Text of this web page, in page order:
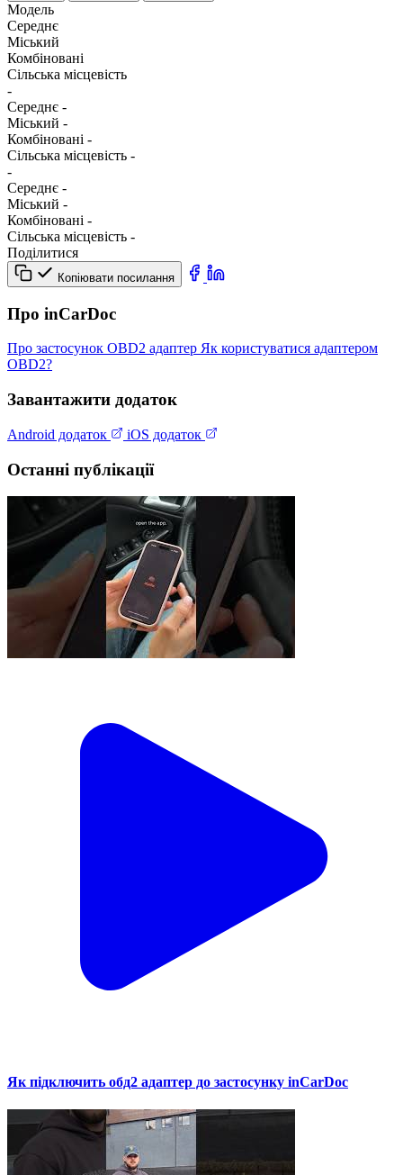
Модель
Середнє
Міський
Комбіновані
Сільська місцевість
-
Середнє -
Міський -
Комбіновані -
Сільська місцевість -
-
Середнє -
Міський -
Комбіновані -
Сільська місцевість -
Поділитися
Копіювати посилання
Про inCarDoc
Про застосунок OBD2 адаптер Як користуватися адаптером
OBD2?
Завантажити додаток
Android додаток iOS додаток
Останні публікації
Як підключить обд2 адаптер до застосунку inCarDoc